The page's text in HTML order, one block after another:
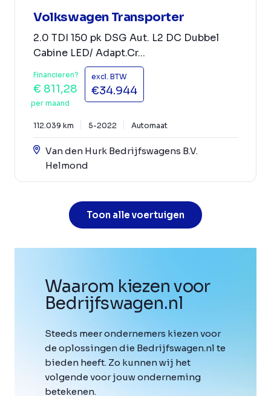
Volkswagen Transporter
2.0 TDI 150 pk DSG Aut. L2 DC Dubbel
Cabine LED/ Adapt.Cr...
Financieren?
€ 811,28
per maand
excl. BTW
€34.944
112.039 km 5-2022 Automaat
Van den Hurk Bedrijfswagens B.V.
Helmond
Toon alle voertuigen
Waarom kiezen voor
Bedrijfswagen.nl
Steeds meer ondernemers kiezen voor
de oplossingen die Bedrijfswagen.nl te
bieden heeft. Zo kunnen wij het
volgende voor jouw onderneming
betekenen.